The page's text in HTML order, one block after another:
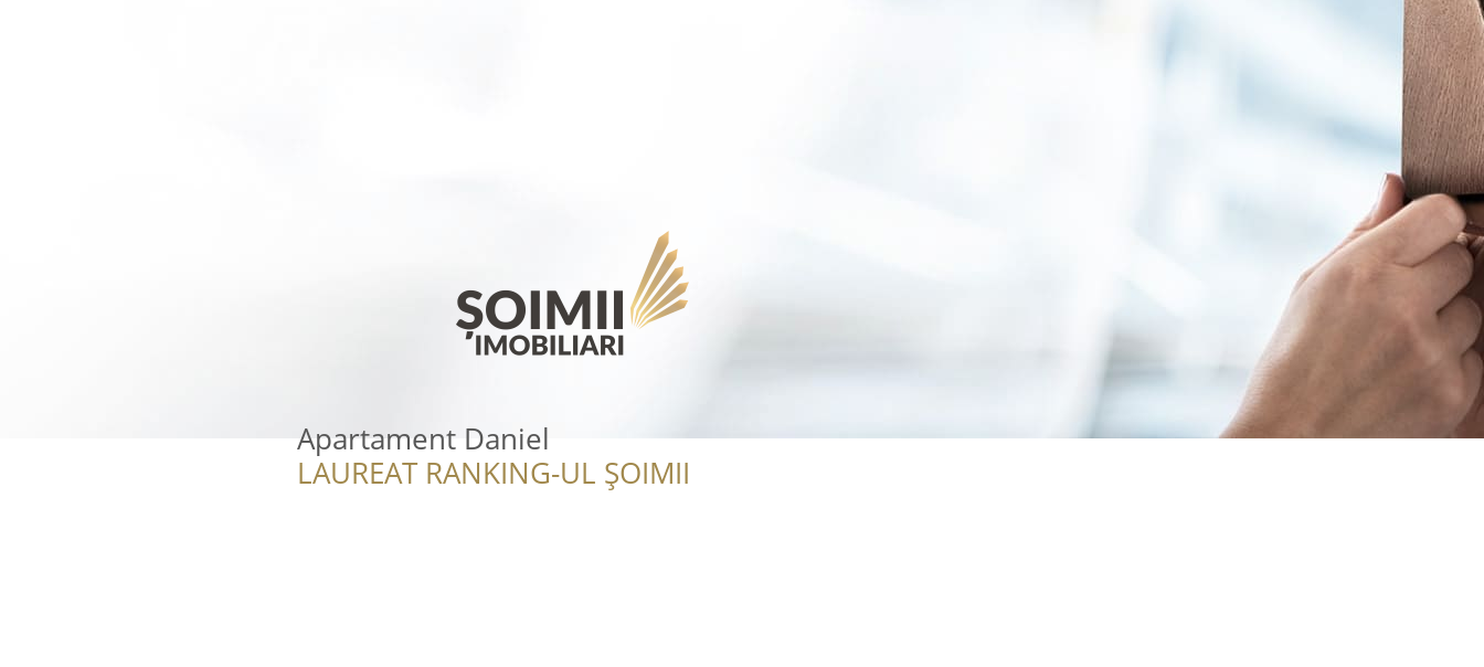
Apartament Daniel
LAUREAT RANKING-UL ȘOIMII